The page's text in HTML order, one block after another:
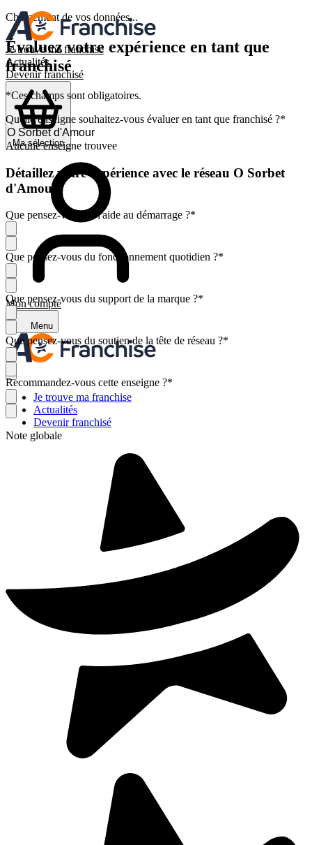
Je trouve ma franchise
Actualités
Devenir franchisé
Ma sélection
Mon compte
Menu
Je trouve ma franchise
Actualités
Devenir franchisé
Chargement de vos données...
Évaluez votre expérience en tant que
franchisé
*Ces champs sont obligatoires.
Quelle enseigne souhaitez-vous évaluer en tant que franchisé ?*
Aucune enseigne trouvee
Détaillez votre expérience avec le réseau O Sorbet
d'Amour
Que pensez-vous de l'aide au démarrage ?*
Que pensez-vous du fonctionnement quotidien ?*
Que pensez-vous du support de la marque ?*
Que pensez-vous du soutien de la tête de réseau ?*
Recommandez-vous cette enseigne ?*
Note globale